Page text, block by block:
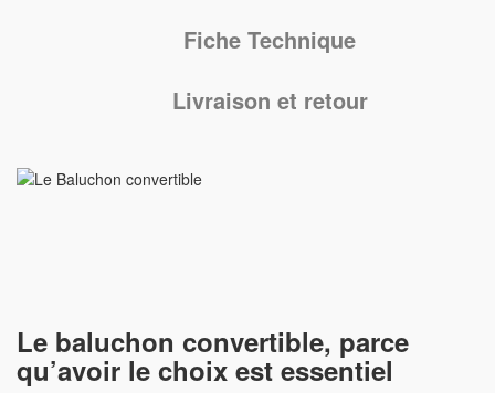
Fiche Technique
Livraison et retour
Le baluchon convertible, parce
qu’avoir le choix est essentiel